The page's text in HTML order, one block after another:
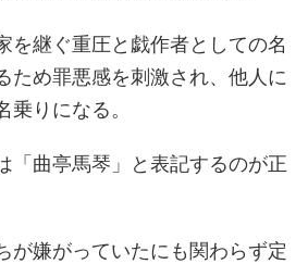
を継ぐ重圧と戯作者としての名
ため罪悪感を刺激され、他人に
りになる。
「曲亭馬琴」と表記するのが正
が嫌がっていたにも関わらず定